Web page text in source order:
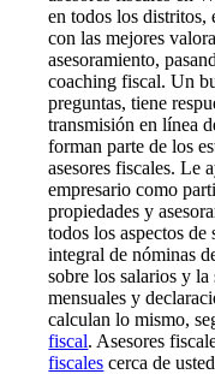
en todos los distritos,
con las mejores
asesoramiento,
coaching fiscal. Un
preguntas, tiene
transmisión en línea
forman parte de los
asesores fiscales. Le
empresario como
propiedades y
todos los aspectos
integral de nóminas
sobre los salarios y
mensuales y
calculan lo mismo,
fiscal. Asesores
fiscales cerca de